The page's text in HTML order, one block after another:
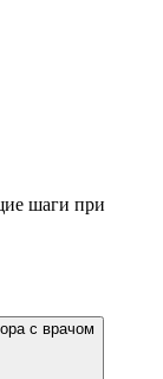
шаги при
с врачом